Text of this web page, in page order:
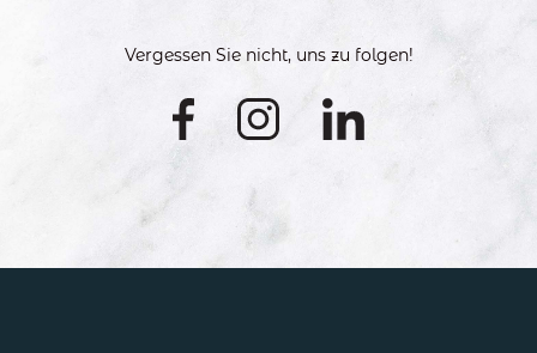
Vergessen Sie nicht, uns zu folgen!